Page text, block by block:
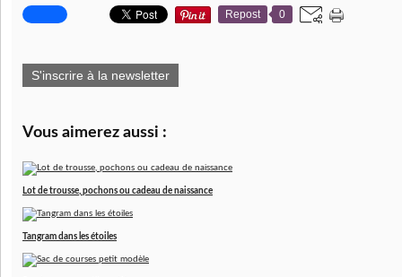
Repost 0
S'inscrire à la newsletter
Vous aimerez aussi :
Lot de trousse, pochons ou cadeau de naissance
Tangram dans les étoiles